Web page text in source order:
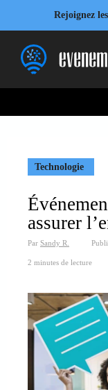
contenu
Rejoignez
Technologie
assurer
Par Sandy R.
2 minutes de lecture